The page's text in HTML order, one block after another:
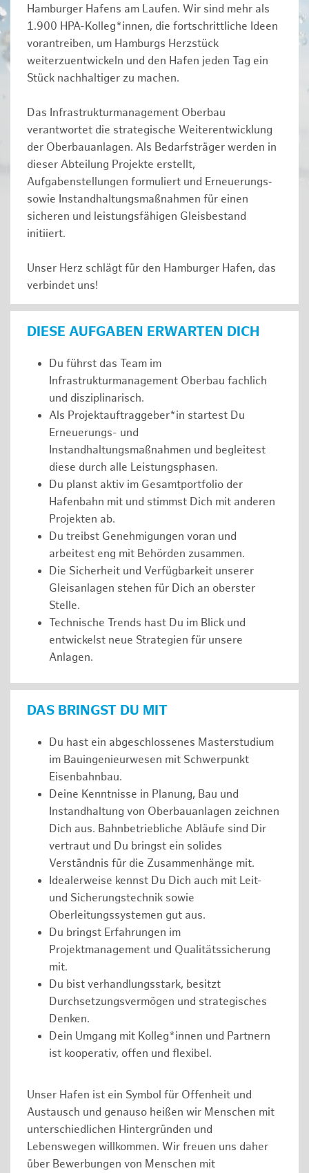
Hamburger Hafens am Laufen. Wir sind mehr als
1.900 HPA-Kolleg*innen, die fortschrittliche Ideen
vorantreiben, um Hamburgs Herzstück
weiterzuentwickeln und den Hafen jeden Tag ein
Stück nachhaltiger zu machen.
Das Infrastrukturmanagement Oberbau
verantwortet die strategische Weiterentwicklung
der Oberbauanlagen. Als Bedarfsträger werden in
dieser Abteilung Projekte erstellt,
Aufgabenstellungen formuliert und Erneuerungs‑
sowie Instandhaltungsmaßnahmen für einen
sicheren und leistungsfähigen Gleisbestand
initiiert.
Unser Herz schlägt für den Hamburger Hafen, das
verbindet uns!
DIESE AUFGABEN ERWARTEN DICH
Du führst das Team im
Infrastrukturmanagement Oberbau fachlich
und disziplinarisch.
Als Projektauftraggeber*in startest Du
Erneuerungs- und
Instandhaltungsmaßnahmen und begleitest
diese durch alle Leistungsphasen.
Du planst aktiv im Gesamtportfolio der
Hafenbahn mit und stimmst Dich mit anderen
Projekten ab.
Du treibst Genehmigungen voran und
arbeitest eng mit Behörden zusammen.
Die Sicherheit und Verfügbarkeit unserer
Gleisanlagen stehen für Dich an oberster
Stelle.
Technische Trends hast Du im Blick und
entwickelst neue Strategien für unsere
Anlagen.
DAS BRINGST DU MIT
Du hast ein abgeschlossenes Masterstudium
im Bauingenieurwesen mit Schwerpunkt
Eisenbahnbau.
Deine Kenntnisse in Planung, Bau und
Instandhaltung von Oberbauanlagen zeichnen
Dich aus. Bahnbetriebliche Abläufe sind Dir
vertraut und Du bringst ein solides
Verständnis für die Zusammenhänge mit.
Idealerweise kennst Du Dich auch mit Leit-
und Sicherungstechnik sowie
Oberleitungssystemen gut aus.
Du bringst Erfahrungen im
Projektmanagement und Qualitätssicherung
mit.
Du bist verhandlungsstark, besitzt
Durchsetzungsvermögen und strategisches
Denken.
Dein Umgang mit Kolleg*innen und Partnern
ist kooperativ, offen und flexibel.
Unser Hafen ist ein Symbol für Offenheit und
Austausch und genauso heißen wir Menschen mit
unterschiedlichen Hintergründen und
Lebenswegen willkommen. Wir freuen uns daher
über Bewerbungen von Menschen mit